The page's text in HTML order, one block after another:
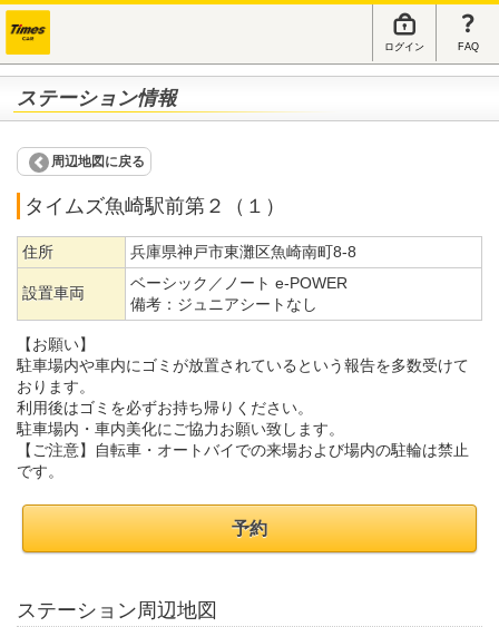
ログイン FAQ
ステーション情報
周辺地図に戻る
タイムズ魚崎駅前第２（１）
住所 兵庫県神戸市東灘区魚崎南町8-8
設置車両
ベーシック／ノート e-POWER
備考： ジュニアシートなし
【お願い】
駐車場内や車内にゴミが放置されているという報告を多数受けて
おります。
利用後はゴミを必ずお持ち帰りください。
駐車場内・車内美化にご協力お願い致します。
【ご注意】自転車・オートバイでの来場および場内の駐輪は禁止
です。
予約
ステーション周辺地図